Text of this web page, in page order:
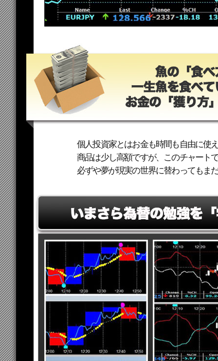
個人投資家とはお金も時間も自由に使
商品は少し高額ですが、このチャート
必ずや夢が現実の世界に替わってもま